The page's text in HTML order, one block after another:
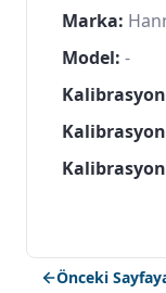
Marka:
Model: -
Önceki